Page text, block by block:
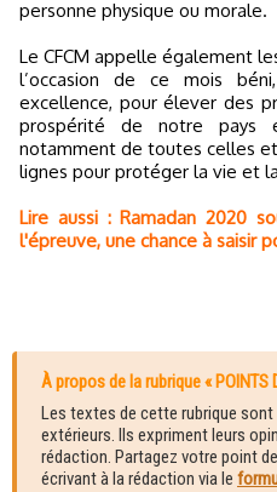
personne physique ou morale.
Le CFCM appelle également
l’occasion de ce mois
excellence, pour élever des
prospérité de notre pays
notamment de toutes celles
lignes pour protéger la vie et
Lire aussi : Ramadan 2020
l'épreuve, une chance à saisir
À propos de la rubrique « POINTS
Les textes de cette rubrique
extérieurs. Ils expriment leurs
rédaction. Partagez votre point
écrivant à la rédaction via le